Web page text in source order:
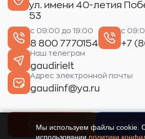
ул. имени 40-летия
53
с 09:00 до 19:00
8 800 7770154
с
+7
Наш телеграм
gaudirielt
Адрес электронной почты
gaudiinf@ya.ru
Связаться Быстрая
Мы используем файлы cookie.
использовании политики